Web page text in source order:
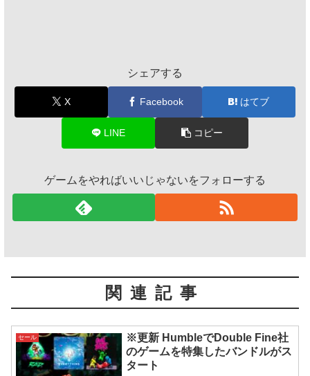
シェアする
X Facebook はてブ
LINE コピー
ゲームをやればいいじゃないをフォローする
関連記事
セール
※更新 HumbleでDouble Fine社
のゲームを特集したバンドルがス
タート